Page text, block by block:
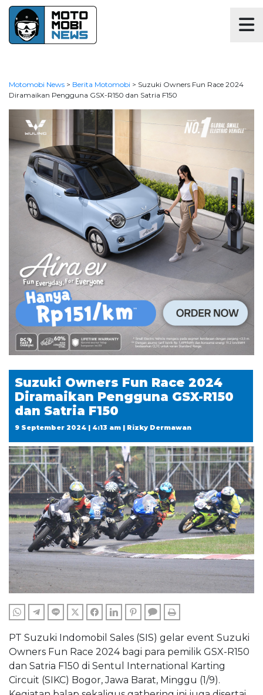
Motomobi News > Berita Motomobi > Suzuki Owners Fun Race 2024
Diramaikan Pengguna GSX-R150 dan Satria F150
Suzuki Owners Fun Race 2024
Diramaikan Pengguna GSX-R150
dan Satria F150
9 September 2024 | 4:13 am | Rizky Dermawan
WHATSAPPTELEGRAM
LINE TWITTERFACEBOOKLINKEDINPINTERESTCOMMENTS
PT Suzuki Indomobil Sales (SIS) gelar event Suzuki
Owners Fun Race 2024 bagi para pemilik GSX-R150
dan Satria F150 di Sentul International Karting
Circuit (SIKC) Bogor, Jawa Barat, Minggu (1/9).